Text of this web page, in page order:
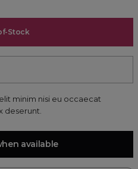
Stock
minim nisi eu occaecat
deserunt.
available